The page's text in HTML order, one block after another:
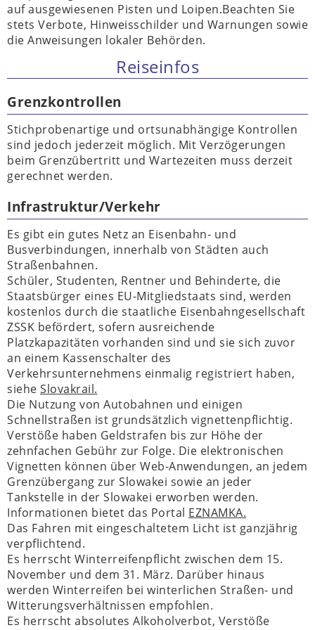
auf ausgewiesenen Pisten und Loipen.Beachten Sie
stets Verbote, Hinweisschilder und Warnungen sowie
die Anweisungen lokaler Behörden.
Reiseinfos
Grenzkontrollen
Stichprobenartige und ortsunabhängige Kontrollen
sind jedoch jederzeit möglich. Mit Verzögerungen
beim Grenzübertritt und Wartezeiten muss derzeit
gerechnet werden.
Infrastruktur/Verkehr
Es gibt ein gutes Netz an Eisenbahn- und
Busverbindungen, innerhalb von Städten auch
Straßenbahnen.
Schüler, Studenten, Rentner und Behinderte, die
Staatsbürger eines EU-Mitgliedstaats sind, werden
kostenlos durch die staatliche Eisenbahngesellschaft
ZSSK befördert, sofern ausreichende
Platzkapazitäten vorhanden sind und sie sich zuvor
an einem Kassenschalter des
Verkehrsunternehmens einmalig registriert haben,
siehe Slovakrail.
Die Nutzung von Autobahnen und einigen
Schnellstraßen ist grundsätzlich vignettenpflichtig.
Verstöße haben Geldstrafen bis zur Höhe der
zehnfachen Gebühr zur Folge. Die elektronischen
Vignetten können über Web-Anwendungen, an jedem
Grenzübergang zur Slowakei sowie an jeder
Tankstelle in der Slowakei erworben werden.
Informationen bietet das Portal EZNAMKA.
Das Fahren mit eingeschaltetem Licht ist ganzjährig
verpflichtend.
Es herrscht Winterreifenpflicht zwischen dem 15.
November und dem 31. März. Darüber hinaus
werden Winterreifen bei winterlichen Straßen- und
Witterungsverhältnissen empfohlen.
Es herrscht absolutes Alkoholverbot, Verstöße